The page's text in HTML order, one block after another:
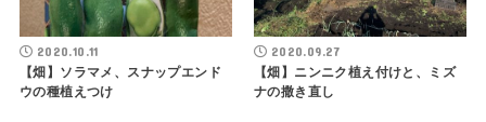
2020.10.11
【畑】ソラマメ、スナップエンド
ウの種植えつけ
2020.09.27
【畑】ニンニク植え付けと、ミズ
ナの撒き直し